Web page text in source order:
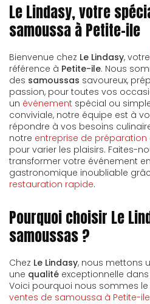
Le Lindasy, votre
samoussa à Petite-ile
Bienvenue chez Le Lindasy, votre
référence à Petite-ile. Nous
des samoussas savoureux,
passion, pour toutes vos
un événement spécial ou
conviviale, notre équipe est à
répondre à vos besoins
notre entreprise de
pour varier les plaisirs. Faites-
transformer votre événement
gastronomique inoubliable
restauration rapide.
Pourquoi choisir Le
samoussas ?
Chez Le Lindasy, nous mettons
une qualité exceptionnelle
Voici pourquoi nous sommes
ventes de samoussa à Petite-ile